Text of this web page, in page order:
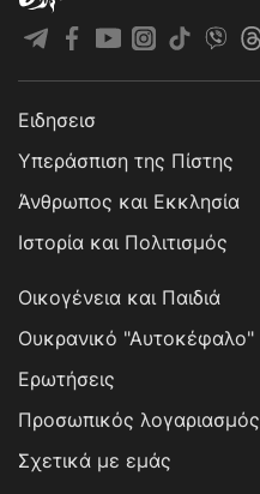
Ειδησεισ
Υπεράσπιση της Πίστης
Άνθρωπος και Εκκλησία
Ιστορία και Πολιτισμός
Οικογένεια και Παιδιά
Ουκρανικό "Αυτοκέφαλο"
Ερωτήσεις
Προσωπικός λογαριασμός
Σχετικά με εμάς